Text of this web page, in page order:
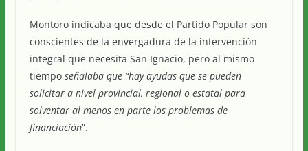
Montoro indicaba que desde el Partido Popular son
conscientes de la envergadura de la intervención
integral que necesita San Ignacio, pero al mismo
tiempo señalaba que “hay ayudas que se pueden
solicitar a nivel provincial, regional o estatal para
solventar al menos en parte los problemas de
financiación”.